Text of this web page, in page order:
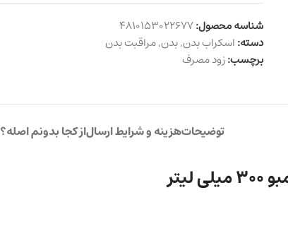
شناسه محصول:4810153022677
دسته:اسکراب بدن,بدن,مراقبت بدن
برچسب:زود مصرف
توضیحاتهزینه و شرایط ارسالاز کجا بدونم اصله؟